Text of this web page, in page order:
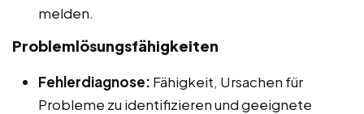
melden.
Problemlösungsfähigkeiten
Fehlerdiagnose: Fähigkeit, Ursachen für
Probleme zu identifizieren und geeignete